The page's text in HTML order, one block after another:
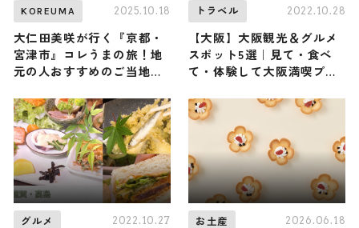
KOREUMA 2025.10.18
大仁田美咲が行く『京都・
宮津市』コレうまの旅！地
元の人おすすめのご当地名
日放送
トラベル 2022.10.28
【大阪】大阪観光＆グルメ
スポット5選｜見て・食べ
て・体験して大阪満喫プラ
グルメ 2022.10.27 お土産 2026.06.18